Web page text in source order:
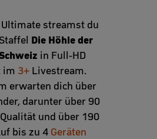
streamst du
Die Höhle der
in Full-HD
im 3+Livestream.
erwarten dich über
darunter über 90
und über 190
bis zu 4 Geräten